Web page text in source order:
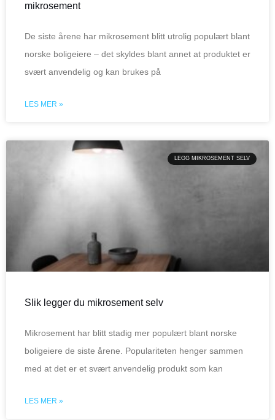
mikrosement
De siste årene har mikrosement blitt utrolig populært blant
norske boligeiere – det skyldes blant annet at produktet er
svært anvendelig og kan brukes på
LES MER »
LEGG MIKROSEMENT SELV
Slik legger du mikrosement selv
Mikrosement har blitt stadig mer populært blant norske
boligeiere de siste årene. Populariteten henger sammen
med at det er et svært anvendelig produkt som kan
LES MER »